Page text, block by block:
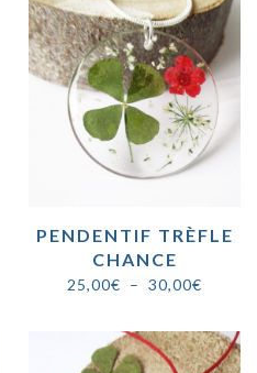
30,00€
35,00€
PENDENTIF TRÈFLE
CHANCE
25,00€ – 30,00€
prix :
25,00€